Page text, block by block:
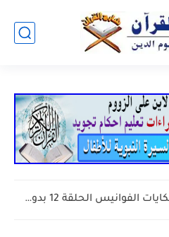
الصدى حكايات الفوانيس الحلقة 12 بدون إيقاع